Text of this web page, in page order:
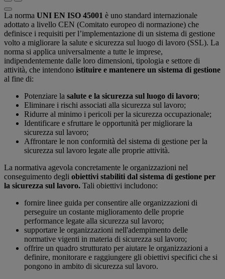
La norma UNI EN ISO 45001 è uno standard internazionale
adottato a livello CEN (Comitato europeo di normazione) che
definisce i requisiti per l’implementazione di un sistema di gestione
volto a migliorare la salute e sicurezza sul luogo di lavoro (SSL). La
norma si applica universalmente a tutte le imprese,
indipendentemente dalle loro dimensioni, tipologia e settore di
attività, che intendono istituire e mantenere un sistema di gestione
al fine di:
Potenziare la salute e la sicurezza sul luogo di lavoro;
Eliminare i rischi associati alla sicurezza sul lavoro;
Ridurre al minimo i pericoli per la sicurezza occupazionale;
Identificare e sfruttare le opportunità per migliorare la
sicurezza sul lavoro;
Affrontare le non conformità del sistema di gestione per la
sicurezza sul lavoro legate alle proprie attività.
La normativa agevola concretamente le organizzazioni nel
conseguimento degli obiettivi stabiliti dal sistema di gestione per
la sicurezza sul lavoro. Tali obiettivi includono:
fornire linee guida per consentire alle organizzazioni di
perseguire un costante miglioramento delle proprie
performance legate alla sicurezza sul lavoro;
supportare le organizzazioni nell'adempimento delle
normative vigenti in materia di sicurezza sul lavoro;
offrire un quadro strutturato per aiutare le organizzazioni a
definire, monitorare e raggiungere gli obiettivi specifici che si
pongono in ambito di sicurezza sul lavoro.